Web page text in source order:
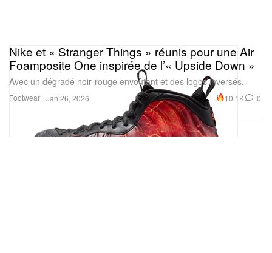
Footwear
Nike et « Stranger Things » réunis pour une Air
Foamposite One inspirée de l’« Upside Down »
Avec un dégradé noir‑rouge envoûtant et des logos inversés.
Jan 26, 2026 10.1K 0